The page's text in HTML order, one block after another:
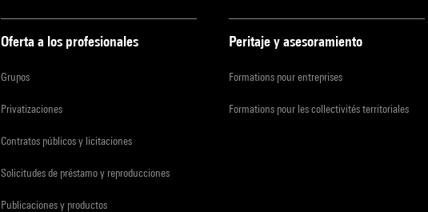
Oferta a los profesionales
Grupos
Privatizaciones
Contratos públicos y licitaciones
Solicitudes de préstamo y reproducciones
Publicaciones y productos
Peritaje y asesoramiento
Formations pour entreprises
Formations pour les collectivités territoriales